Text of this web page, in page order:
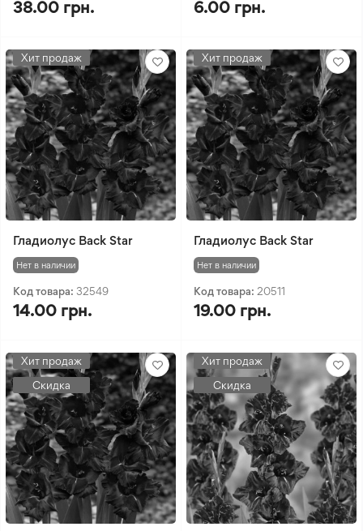
38.00 грн. 6.00 грн.
Хит продаж
Гладиолус Back Star
Нет в наличии
Код товара: 32549
14.00 грн.
Хит продаж
Гладиолус Back Star
Нет в наличии
Код товара: 20511
19.00 грн.
Хит продаж
Скидка
Хит продаж
Скидка